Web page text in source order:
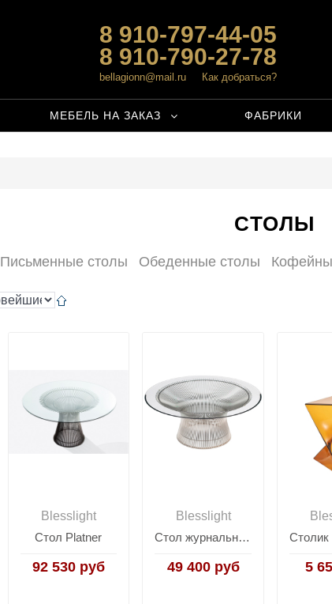
8 910-797-44-05
8 910-790-27-78
bellagionn@mail.ru Как добраться?
МЕБЕЛЬ НА ЗАКАЗ ФАБРИКИ
СТОЛЫ
Письменные столы Обеденные столы
Blesslight
Стол Platner
92 530 руб
Blesslight
Стол журнальный Platner
49 400 руб 5